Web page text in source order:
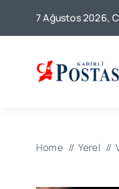
7 Ağustos 2026,
Home Yerel